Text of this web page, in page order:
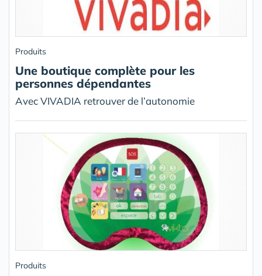
Produits
Une boutique complète pour les
personnes dépendantes
Avec VIVADIA retrouver de l’autonomie
Produits